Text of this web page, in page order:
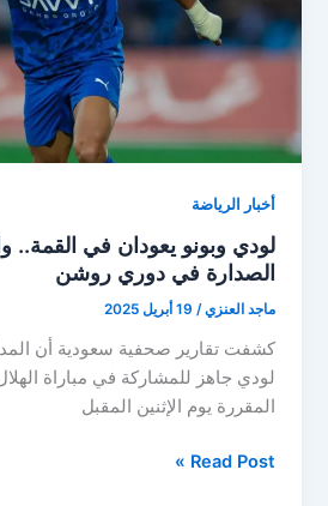
دوري
أبطال
للنخبة
أخبار الرياضة
لودي وبونو يعودان في القمة..
الصدارة في دوري روشن
ماجد العنزي/ 19 أبريل 2025
كشفت تقارير صحفية سعودية أن
لودي جاهز للمشاركة في مباراة
المقررة يوم الإثنين المقبل
لودي
Read Post »